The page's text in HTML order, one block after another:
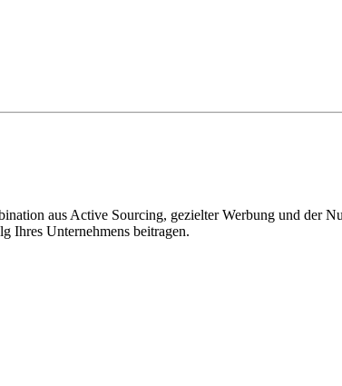
aus Active Sourcing, gezielter Werbung und der
Ihres Unternehmens beitragen.